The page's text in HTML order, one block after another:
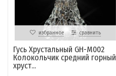
избранное сравнить
Гусь Хрустальный GH-M002
Колокольчик средний горный
хруст...